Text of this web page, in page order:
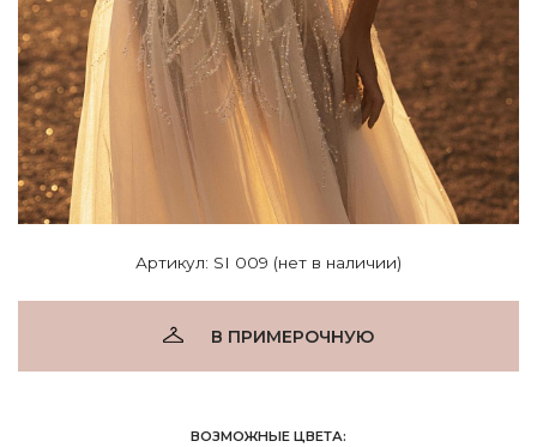
Артикул: SI 009 (нет в наличии)
В ПРИМЕРОЧНУЮ
ВОЗМОЖНЫЕ ЦВЕТА: